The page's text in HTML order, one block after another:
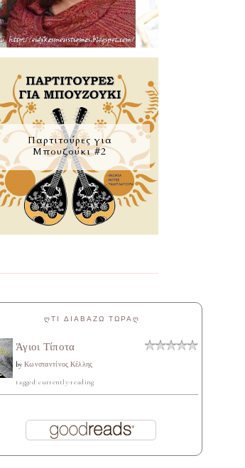
Παρτιτούρες για
Μπουζούκι #2
ᲦΤΙ ΔΙΑΒΑΖΩ ΤΩΡΑᲦ
Άγιοι Τίποτα
by Κωνσταντίνος Κέλλης
tagged: currently-reading